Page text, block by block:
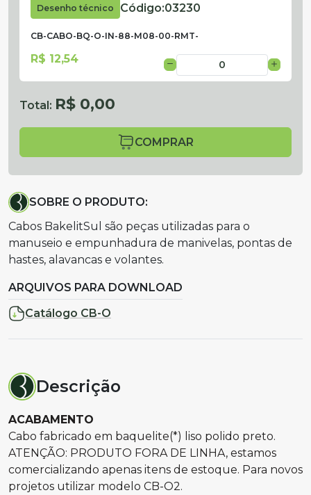
Desenho técnico Código:03230
CB-CABO-BQ-O-IN-88-M08-00-RMT-
R$ 12,54
Total: R$ 0,00
COMPRAR
SOBRE O PRODUTO:
Cabos BakelitSul são peças utilizadas para o
manuseio e empunhadura de manivelas, pontas de
hastes, alavancas e volantes.
ARQUIVOS PARA DOWNLOAD
Catálogo CB-O
Descrição
ACABAMENTO
Cabo fabricado em baquelite(*) liso polido preto.
ATENÇÃO: PRODUTO FORA DE LINHA, estamos
comercializando apenas itens de estoque. Para novos
projetos utilizar modelo CB-O2.